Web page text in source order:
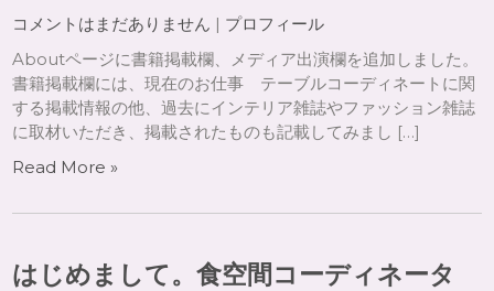
コメントはまだありません | プロフィール
Aboutページに書籍掲載欄、メディア出演欄を追加しました。
書籍掲載欄には、現在のお仕事 テーブルコーディネートに関
する掲載情報の他、過去にインテリア雑誌やファッション雑誌
に取材いただき、掲載されたものも記載してみまし […]
Read More »
はじめまして。食空間コーディネータ